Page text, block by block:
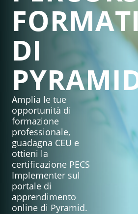
DI
Amplia le tue
opportunità di
formazione
professionale,
guadagna CEU e
ottieni la
certificazione PECS
Implementer sul
portale di
apprendimento
online di Pyramid.